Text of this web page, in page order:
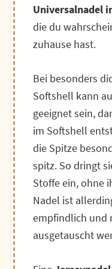
Universalnadel
die du
zuhause hast.
Bei besonders
Softshell kann
geeignet sein,
im Softshell
die Spitze
spitz. So dringt
Stoffe ein, ohne
Nadel ist
empfindlich und
ausgetauscht